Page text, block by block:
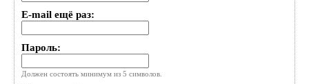
E-mail ещё раз:
Пароль:
Должен состоять минимум из 5 символов.